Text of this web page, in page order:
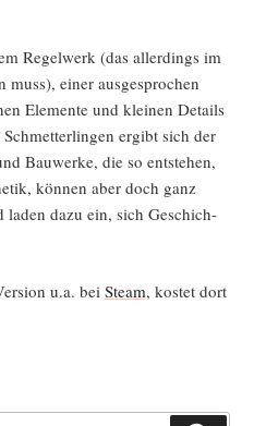
Regel­werk (das aller­dings im
muss), einer aus­ge­spro­chen
Ele­men­te und klei­nen Details
ergibt sich der
Bau­wer­ke, die so ent­ste­hen,
kön­nen aber doch ganz
laden dazu ein, sich Geschich­
u.a. bei Steam, kos­tet dort